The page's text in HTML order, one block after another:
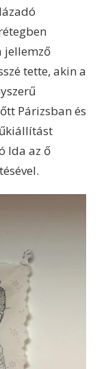
jellemző
tette, akin a
Párizsban és
Ida az ő